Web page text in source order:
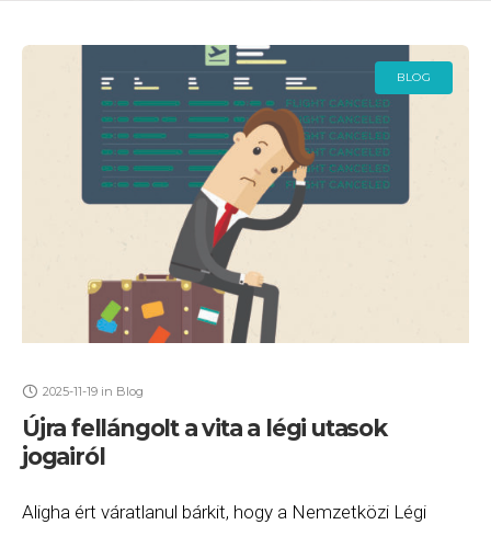
BLOG
2025-11-19 in Blog
Újra fellángolt a vita a légi utasok
jogairól
Aligha ért váratlanul bárkit, hogy a Nemzetközi Légi